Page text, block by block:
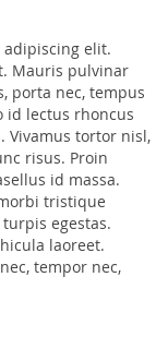
adipiscing elit.
Mauris pulvinar
porta nec, tempus
id lectus rhoncus
Vivamus tortor nisl,
risus. Proin
id massa.
tristique
egestas.
laoreet.
tempor nec,